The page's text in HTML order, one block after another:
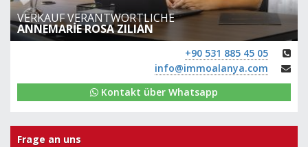
VERKAUF VERANTWORTLICHE
ANNEMARİE ROSA ZILIAN
+90 531 885 45 05
info@immoalanya.com
Kontakt über Whatsapp
Frage an uns